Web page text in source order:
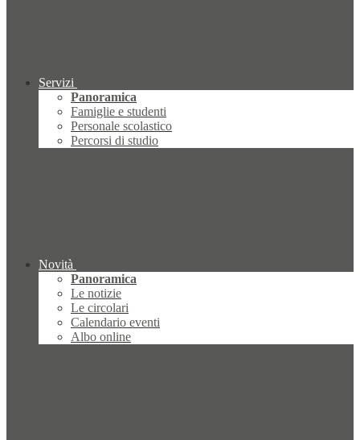
Servizi
Panoramica
Famiglie e studenti
Personale scolastico
Percorsi di studio
Novità
Panoramica
Le notizie
Le circolari
Calendario eventi
Albo online